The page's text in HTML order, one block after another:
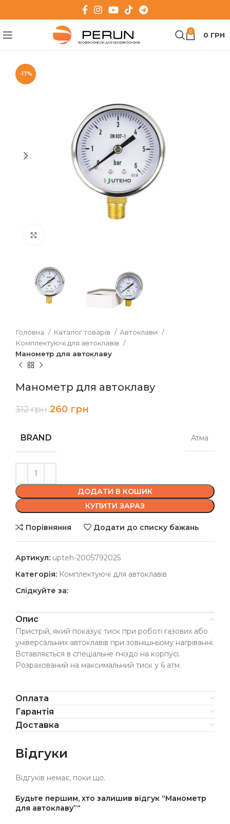
0 0 ГРН
-17%
Головна Каталог товарів
Автоклави
Комплектуючі для автоклавів
Манометр для автоклаву
Манометр для автоклаву
312грн 260 грн
BRAND Атма
ДОДАТИ В КОШИК
КУПИТИ ЗАРАЗ
Порівняння Додати до списку бажань
Артикул: upteh-2005792025
Категорія: Комплектуючі для автоклавів
Слідкуйте за:
Опис
Пристрій, який показує тиск при роботі газових або
універсальних автоклавів при зовнішньому нагріванні.
Вставляється в спеціальне гніздо на корпусі.
Розрахований на максимальний тиск у 6 атм.
Оплата
Гарантія
Доставка
Відгуки
Відгуків немає, поки що.
Будьте першим, хто залишив відгук “Манометр
для автоклаву”“